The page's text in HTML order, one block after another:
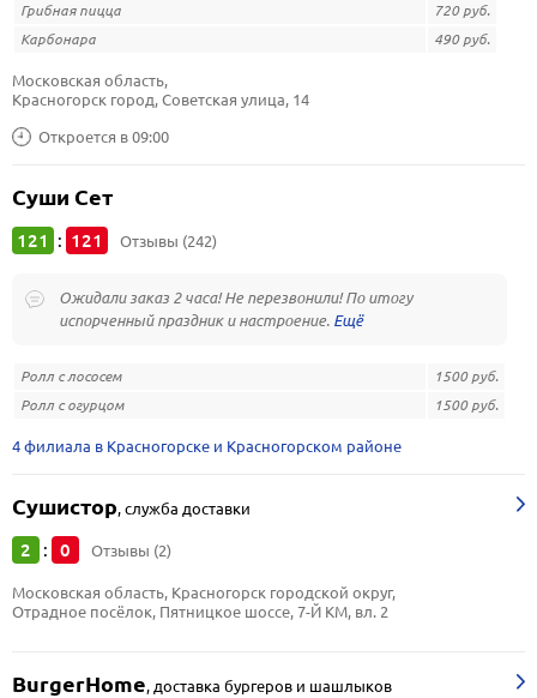
Грибная пицца
720 руб.
Карбонара
490 руб.
Откроется в 09:00
Московская область,
Красногорск город, Советская улица, 14
Суши Сет
121 : 121 Отзывы (242)
Ожидали заказ 2 часа! Не перезвонили! По итогу
испорченный праздник и настроение.
Ролл с лососем
1500 руб.
Ролл с огурцом
1500 руб.
4 филиала в Красногорске и Красногорском районе
Сушистор,служба доставки
2 : 0 Отзывы (2)
Московская область, Красногорск городской округ,
Отрадное посёлок, Пятницкое шоссе, 7-Й КМ, вл. 2
BurgerHome, доставка бургеров и шашлыков